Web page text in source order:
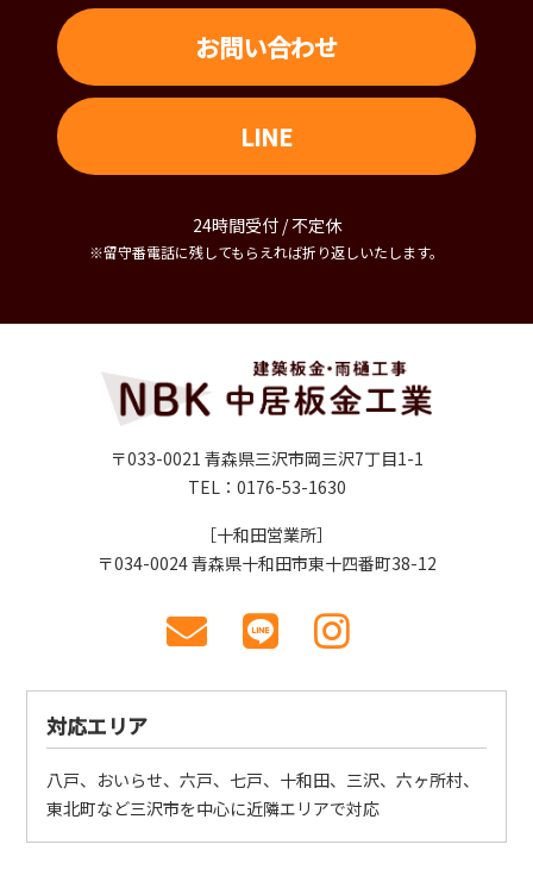
お問い合わせ
LINE
24時間受付 / 不定休
※留守番電話に残してもらえれば折り返しいたします。
〒033-0021 青森県三沢市岡三沢7丁目1-1
［十和田営業所］
〒034-0024 青森県十和田市東十四番町38-12
TEL：0176-53-1630
対応エリア
八戸、おいらせ、六戸、七戸、十和田、三沢、六ヶ所村、
東北町など三沢市を中心に近隣エリアで対応